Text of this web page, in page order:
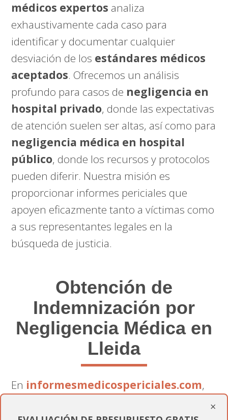
médicos expertos analiza
exhaustivamente cada caso para
identificar y documentar cualquier
desviación de los estándares médicos
aceptados. Ofrecemos un análisis
profundo para casos de negligencia en
hospital privado, donde las expectativas
de atención suelen ser altas, así como para
negligencia médica en hospital
público, donde los recursos y protocolos
pueden diferir. Nuestra misión es
proporcionar informes periciales que
apoyen eficazmente tanto a víctimas como
a sus representantes legales en la
búsqueda de justicia.
Obtención de
Indemnización por
Negligencia Médica en
Lleida
En informesmedicospericiales.com,
no solo proveemos un informe; ofrecemos×